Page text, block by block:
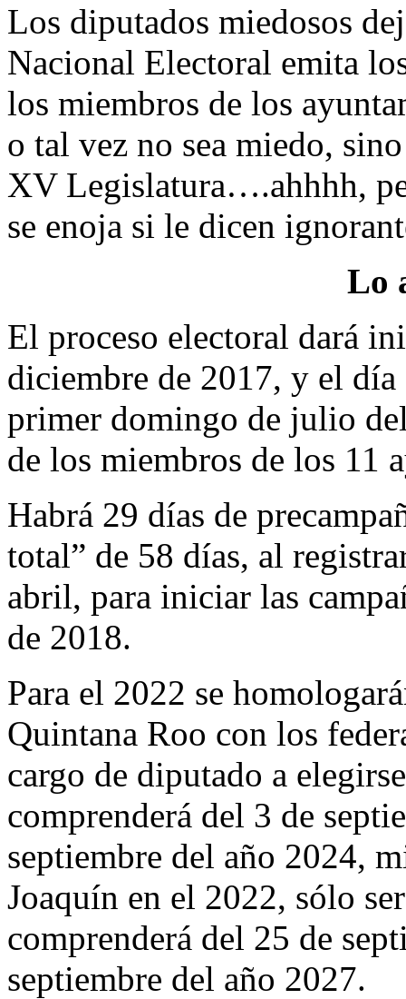
Los diputados miedosos
Nacional Electoral emita
los miembros de los
o tal vez no sea miedo,
XV Legislatura….ahhhh,
se enoja si le dicen
Lo
El proceso electoral dará
diciembre de 2017, y el
primer domingo de julio
de los miembros de los 11
Habrá 29 días de
total” de 58 días, al
abril, para iniciar las
de 2018.
Para el 2022 se
Quintana Roo con los
cargo de diputado a
comprenderá del 3 de
septiembre del año 2024,
Joaquín en el 2022, sólo
comprenderá del 25 de
septiembre del año 2027.